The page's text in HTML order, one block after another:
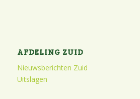
AFDELING ZUID
Nieuwsberichten Zuid
Uitslagen